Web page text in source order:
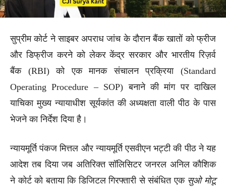
सुप्रीम कोर्ट ने साइबर अपराध जांच के दौरान बैंक खातों को फ्रीज
और डिफ्रीज करने को लेकर केंद्र सरकार और भारतीय रिज़र्व
बैंक (RBI) को एक मानक संचालन प्रक्रिया (Standard
Operating Procedure – SOP) बनाने की मांग पर दाखिल
याचिका मुख्य न्यायाधीश सूर्यकांत की अध्यक्षता वाली पीठ के पास
भेजने का निर्देश दिया है।
न्यायमूर्ति पंकज मित्तल और न्यायमूर्ति एसवीएन भट्टी की पीठ ने यह
आदेश तब दिया जब अतिरिक्त सॉलिसिटर जनरल अनिल कौशिक
ने कोर्ट को बताया कि डिजिटल गिरफ्तारी से संबंधित एक सुओ मोटू